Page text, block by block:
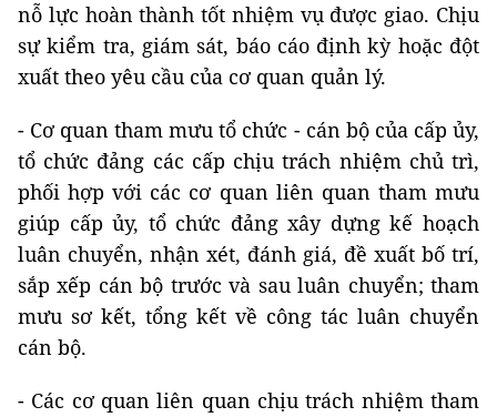
nỗ lực hoàn thành tốt nhiệm vụ được giao. Chịu
sự kiểm tra, giám sát, báo cáo định kỳ hoặc đột
xuất theo yêu cầu của cơ quan quản lý.
- Cơ quan tham mưu tổ chức - cán bộ của cấp ủy,
tổ chức đảng các cấp chịu trách nhiệm chủ trì,
phối hợp với các cơ quan liên quan tham mưu
giúp cấp ủy, tổ chức đảng xây dựng kế hoạch
luân chuyển, nhận xét, đánh giá, đề xuất bố trí,
sắp xếp cán bộ trước và sau luân chuyển; tham
mưu sơ kết, tổng kết về công tác luân chuyển
cán bộ.
- Các cơ quan liên quan chịu trách nhiệm tham